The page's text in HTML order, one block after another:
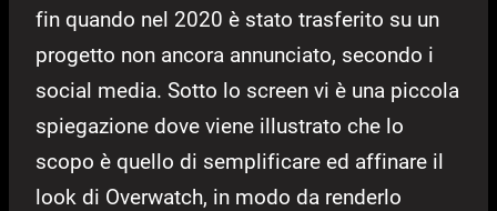
fin quando nel 2020 è stato trasferito su un
progetto non ancora annunciato, secondo i
social media. Sotto lo screen vi è una piccola
spiegazione dove viene illustrato che lo
scopo è quello di semplificare ed affinare il
look di Overwatch, in modo da renderlo